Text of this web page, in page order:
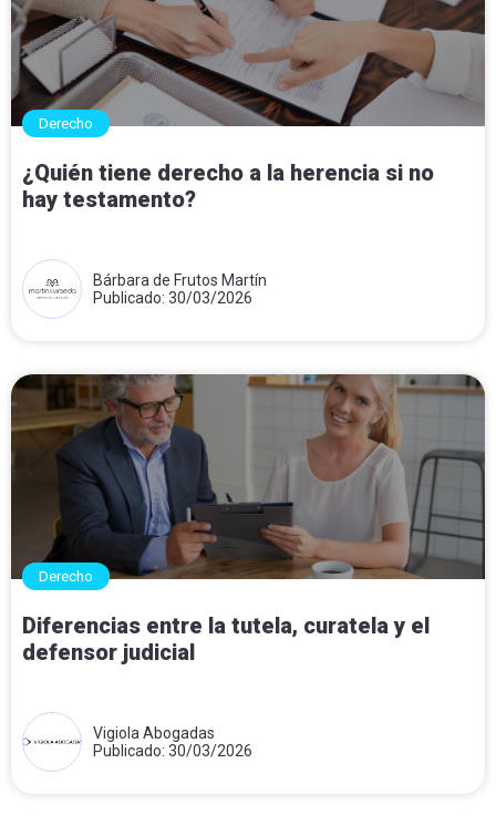
Derecho
¿Quién tiene derecho a la herencia si no
hay testamento?
Bárbara de Frutos Martín
Publicado: 30/03/2026
Derecho
Diferencias entre la tutela, curatela y el
defensor judicial
Vigiola Abogadas
Publicado: 30/03/2026